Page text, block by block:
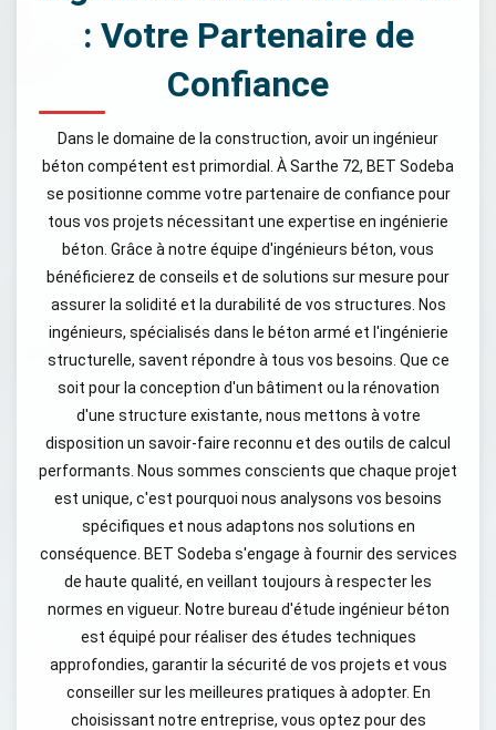
: Votre Partenaire de
Confiance
Dans le domaine de la construction, avoir un ingénieur
béton compétent est primordial. À Sarthe 72, BET Sodeba
se positionne comme votre partenaire de confiance pour
tous vos projets nécessitant une expertise en ingénierie
béton. Grâce à notre équipe d'ingénieurs béton, vous
bénéficierez de conseils et de solutions sur mesure pour
assurer la solidité et la durabilité de vos structures. Nos
ingénieurs, spécialisés dans le béton armé et l'ingénierie
structurelle, savent répondre à tous vos besoins. Que ce
soit pour la conception d'un bâtiment ou la rénovation
d'une structure existante, nous mettons à votre
disposition un savoir-faire reconnu et des outils de calcul
performants. Nous sommes conscients que chaque projet
est unique, c'est pourquoi nous analysons vos besoins
spécifiques et nous adaptons nos solutions en
conséquence. BET Sodeba s'engage à fournir des services
de haute qualité, en veillant toujours à respecter les
normes en vigueur. Notre bureau d'étude ingénieur béton
est équipé pour réaliser des études techniques
approfondies, garantir la sécurité de vos projets et vous
conseiller sur les meilleures pratiques à adopter. En
choisissant notre entreprise, vous optez pour des